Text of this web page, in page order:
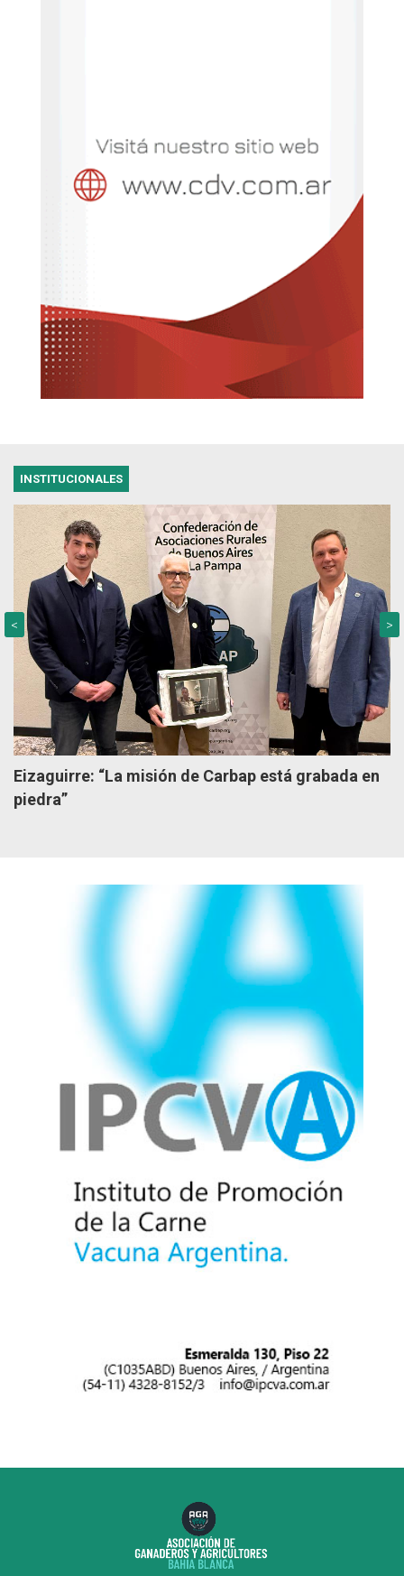
INSTITUCIONALES
Eizaguirre: “La misión de Carbap está grabada en
piedra”
< >